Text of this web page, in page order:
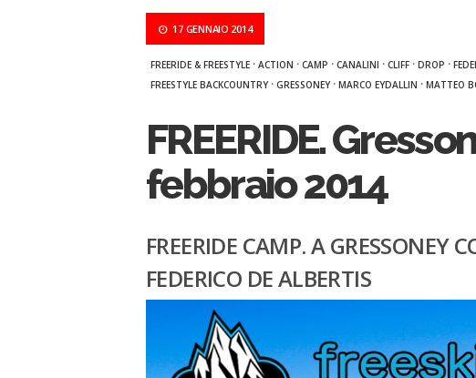
17 GENNAIO 2014
FREERIDE & FREESTYLE · ACTION · CAMP · CANALINI · CLIFF · DROP ·
FREESTYLE BACKCOUNTRY· GRESSONEY· MARCO EYDALLIN · MATTEO
FREERIDE.
febbraio 2014
FREERIDE CAMP. A GRESSONEY
FEDERICO DE ALBERTIS